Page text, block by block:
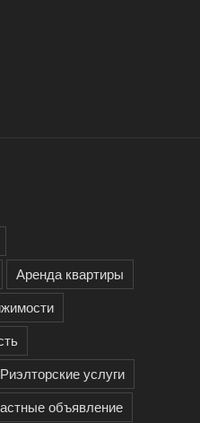
Аренда квартиры
Риэлторские услуги
объявление